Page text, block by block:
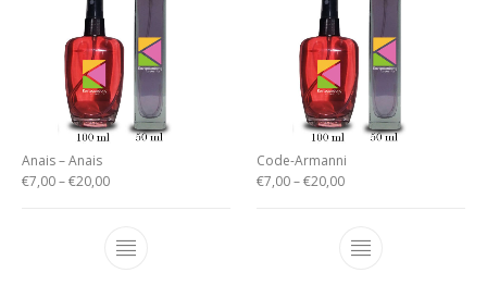
Anais – Anais
€7,00–€20,00
Code-Armanni
€7,00–€20,00